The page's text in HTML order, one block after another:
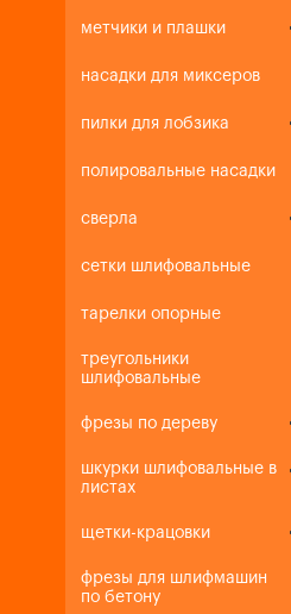
метчики и плашки
насадки для миксеров
пилки для лобзика
полировальные насадки
сверла
сетки шлифовальные
тарелки опорные
треугольники
шлифовальные
фрезы по дереву
шкурки шлифовальные в
листах
щетки-крацовки
фрезы для шлифмашин
по бетону